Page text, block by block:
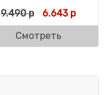
9.490р 6.643р
Смотреть